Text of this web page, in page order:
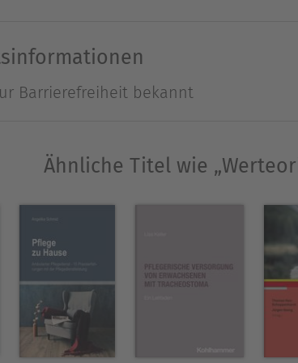
tun?", sondern "Wodurch sollten wir
achten?" Das einleitende Essay
Ausblenden
Barrierefreiheit bekannt
Ähnliche Titel wie